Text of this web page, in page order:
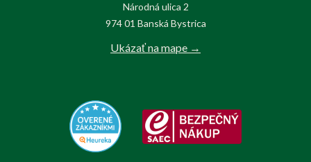
Národná ulica 2
974 01 Banská Bystrica
Ukázať na mape →